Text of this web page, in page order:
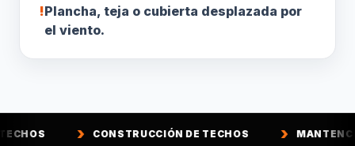
!Plancha, teja o cubierta desplazada por
el viento.
CONSTRUCCIÓN DE TECHOS MANTENCIÓN DE